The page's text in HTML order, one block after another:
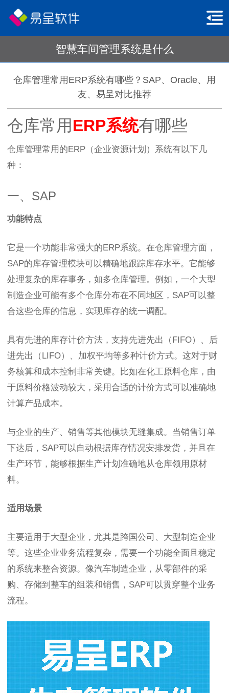
智慧车间管理系统是什么
仓库管理常用ERP系统有哪些？SAP、Oracle、用
友、易呈对比推荐
仓库常用 ERP系统有哪些
仓库管理常用的ERP（企业资源计划）系统有以下几
种：
一、SAP
功能特点
它是一个功能非常强大的ERP系统。在仓库管理方面，
SAP的库存管理模块可以精确地跟踪库存水平。它能够
处理复杂的库存事务，如多仓库管理。例如，一个大型
制造企业可能有多个仓库分布在不同地区，SAP可以整
合这些仓库的信息，实现库存的统一调配。
具有先进的库存计价方法，支持先进先出（FIFO）、后
进先出（LIFO）、加权平均等多种计价方式。这对于财
务核算和成本控制非常关键。比如在化工原料仓库，由
于原料价格波动较大，采用合适的计价方式可以准确地
计算产品成本。
与企业的生产、销售等其他模块无缝集成。当销售订单
下达后，SAP可以自动根据库存情况安排发货，并且在
生产环节，能够根据生产计划准确地从仓库领用原材
料。
适用场景
主要适用于大型企业，尤其是跨国公司、大型制造企业
等。这些企业业务流程复杂，需要一个功能全面且稳定
的系统来整合资源。像汽车制造企业，从零部件的采
购、存储到整车的组装和销售，SAP可以贯穿整个业务
流程。